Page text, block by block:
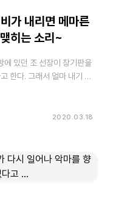
가 내리면 메마른
히는 소리~
에 있던 조 선장이 장기판을
한다. 그래서 얼마 내기 할
2020.03.18